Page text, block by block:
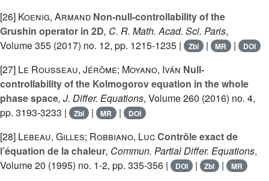
[26] Koenig, Armand Non-null-controllability of the
Grushin operator in 2D, C. R. Math. Acad. Sci. Paris,
Volume 355 (2017) no. 12, pp. 1215-1235 | Zbl | MR | DOI
[27] Le Rousseau, Jérôme; Moyano, Iván Null-
controllability of the Kolmogorov equation in the whole
phase space, J. Differ. Equations, Volume 260 (2016) no. 4,
pp. 3193-3233 |
Zbl | MR | DOI
[28] Lebeau, Gilles; Robbiano, LucContrôle exact de
l’équation de la chaleur, Commun. Partial Differ. Equations,
Volume 20 (1995) no. 1-2, pp. 335-356 | DOI | Zbl | MR